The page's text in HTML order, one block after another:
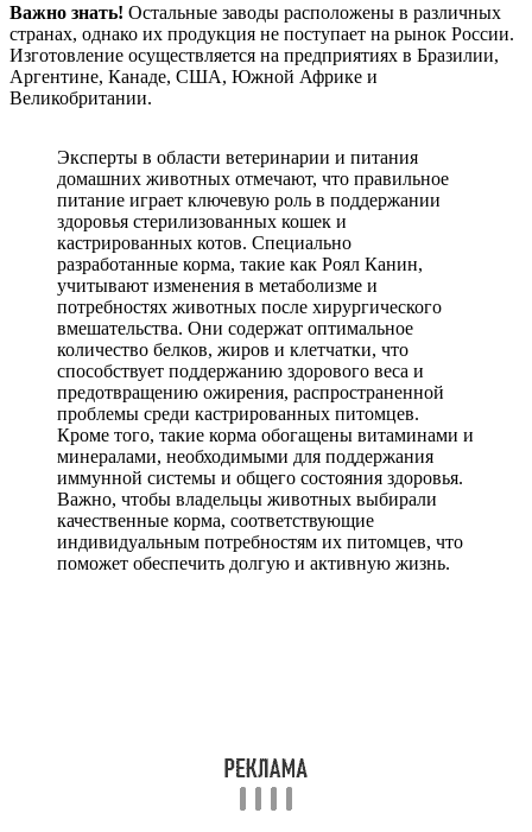
Важно знать! Остальные заводы расположены в различных
странах, однако их продукция не поступает на рынок России.
Изготовление осуществляется на предприятиях в Бразилии,
Аргентине, Канаде, США, Южной Африке и
Великобритании.
Эксперты в области ветеринарии и питания
домашних животных отмечают, что правильное
питание играет ключевую роль в поддержании
здоровья стерилизованных кошек и
кастрированных котов. Специально
разработанные корма, такие как Роял Канин,
учитывают изменения в метаболизме и
потребностях животных после хирургического
вмешательства. Они содержат оптимальное
количество белков, жиров и клетчатки, что
способствует поддержанию здорового веса и
предотвращению ожирения, распространенной
проблемы среди кастрированных питомцев.
Кроме того, такие корма обогащены витаминами и
минералами, необходимыми для поддержания
иммунной системы и общего состояния здоровья.
Важно, чтобы владельцы животных выбирали
качественные корма, соответствующие
индивидуальным потребностям их питомцев, что
поможет обеспечить долгую и активную жизнь.